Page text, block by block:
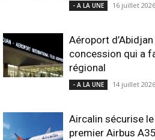
- A LA UNE 16 juillet 2026
Aéroport d’Abidjan
concession qui a
régional
- A LA UNE 14 juillet 2026
Aircalin sécurise
premier Airbus